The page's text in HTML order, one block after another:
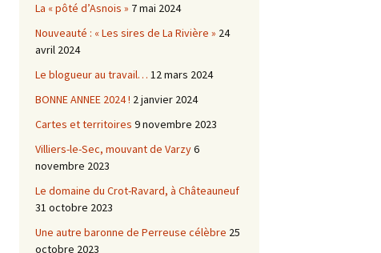
La « pôté d’Asnois » 7 mai 2024
Nouveauté : « Les sires de La Rivière » 24
avril 2024
Le blogueur au travail… 12 mars 2024
BONNE ANNEE 2024 ! 2 janvier 2024
Cartes et territoires 9 novembre 2023
Villiers-le-Sec, mouvant de Varzy6
novembre 2023
Le domaine du Crot-Ravard, à Châteauneuf
31 octobre 2023
Une autre baronne de Perreuse célèbre 25
octobre 2023